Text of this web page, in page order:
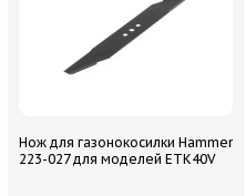
Нож для газонокосилки Hammer
223-027 для моделей ETK40V